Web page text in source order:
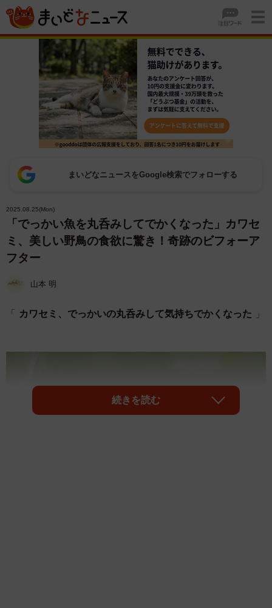
まいどなニュースをGoogle検索でフォローする
2025.08.25(Mon)
「でっかい魚を丸呑みしてでかくなった」カワセ
ミ、美しい野鳥の食欲に驚き！奇跡のビフォーア
フター
山本 明
「 カワセミ、でっかいの丸呑みして気持ちでかくなった 」
続きを読む